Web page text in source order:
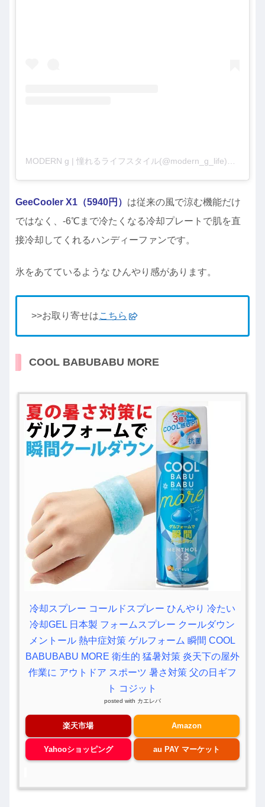
GeeCooler X1（5940円） は従来の風で涼む機能だけ
ではなく、-6℃まで冷たくなる冷却プレートで肌を直
接冷却してくれるハンディーファンです。
氷をあてているような ひんやり感があります。
>>お取り寄せはこちら
COOL BABUBABU MORE
冷却スプレー コールドスプレー ひんやり 冷たい
冷却GEL 日本製 フォームスプレー クールダウン
メントール 熱中症対策 ゲルフォーム 瞬間 COOL
BABUBABU MORE 衛生的 猛暑対策 炎天下の屋外
作業に アウトドア スポーツ 暑さ対策 父の日ギフ
ト コジット
posted with カエレバ
楽天市場 Amazon
Yahooショッピング au PAY マーケット